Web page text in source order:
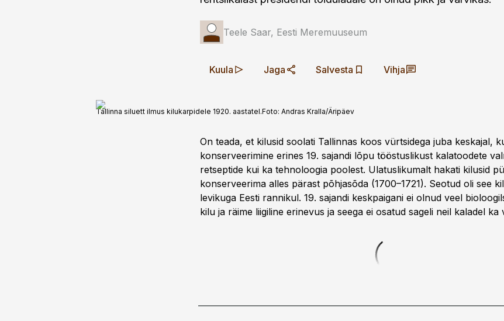
Teele Saar, Eesti Meremuuseum
Kuula Jaga Salvesta Vihja
Tallinna siluett ilmus kilukarpidele 1920. aastatel.Foto: Andras Kralla/Äripäev
On teada, et kilusid soolati Tallinnas koos vürtsidega juba keskajal,
konserveerimine erines 19. sajandi lõpu tööstuslikust kalatoodete
retseptide kui ka tehnoloogia poolest. Ulatuslikumalt hakati kilusid
konserveerima alles pärast põhjasõda (1700–1721). Seotud oli see
levikuga Eesti rannikul. 19. sajandi keskpaigani ei olnud veel
kilu ja räime liigiline erinevus ja seega ei osatud sageli neil kaladel ka